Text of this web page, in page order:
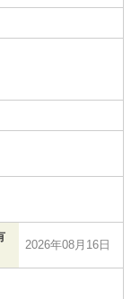
2026年08月16日